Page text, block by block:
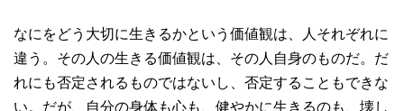
なにをどう大切に生きるかという価値観は、人それぞれに
違う。その人の生きる価値観は、その人自身のものだ。だ
れにも否定されるものではないし、否定することもできな
い。だが、自分の身体も心も、健やかに生きるのも、壊し